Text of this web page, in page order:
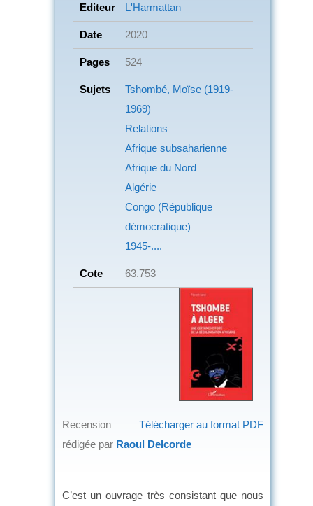
Editeur L'Harmattan
Date 2020
Pages 524
Sujets
Tshombé, Moïse (1919-
1969)
Relations
Afrique subsaharienne
Afrique du Nord
Algérie
Congo (République
démocratique)
1945-....
Cote 63.753
Télécharger au format PDF
Recension
rédigée par Raoul Delcorde
C’est un ouvrage très consistant que nous